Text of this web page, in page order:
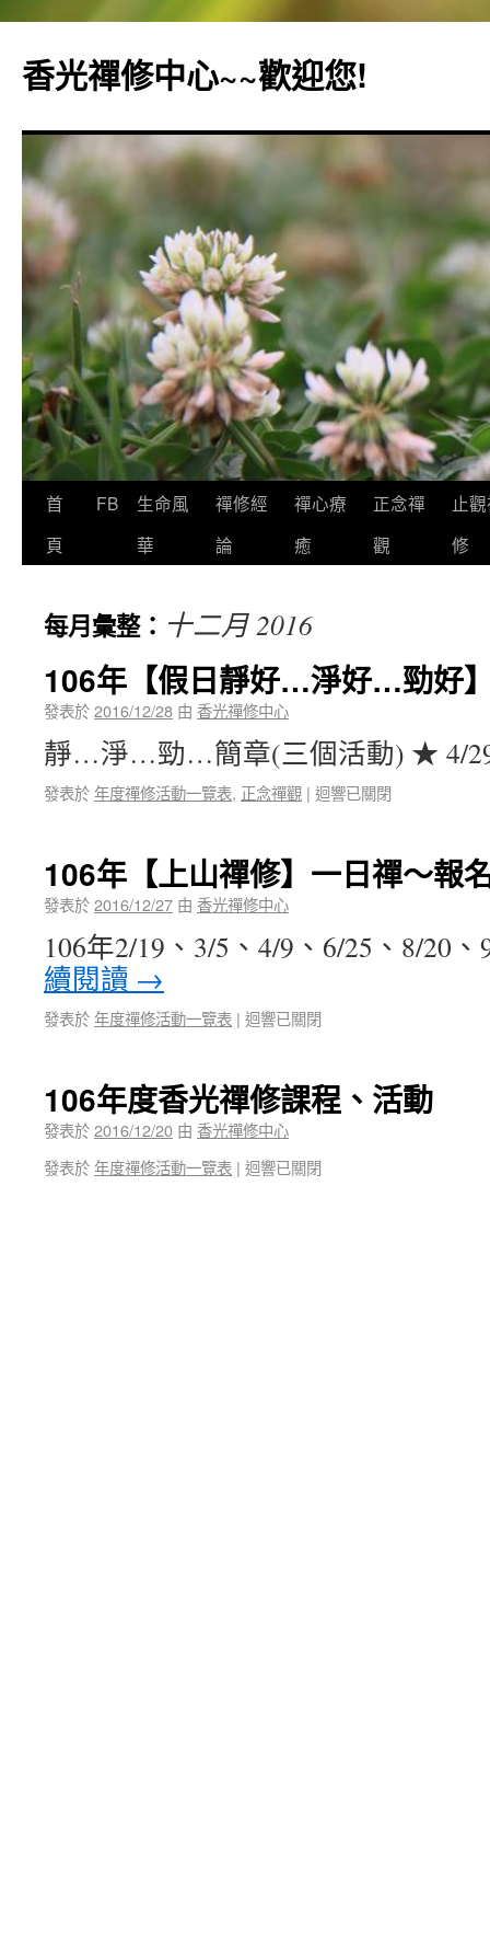
香光禪修中心~~歡迎您!
首
頁
FB
生命風
華
禪修經
論
禪心療
癒
正念禪
觀
止
修
每月彙整： 十二月 2016
106年【假日靜好…淨好…勁好
發表於2016/12/28 由 香光禪修中心
靜…淨…勁…簡章(三個活動) ★ 4/
發表於年度禪修活動一覽表, 正念禪觀 | 迴響已關閉
106年【上山禪修】一日禪～報
發表於2016/12/27 由 香光禪修中心
106年2/19、3/5、4/9、6/25、8/20
續閱讀 →
發表於年度禪修活動一覽表 | 迴響已關閉
106年度香光禪修課程、活動
發表於2016/12/20 由 香光禪修中心
發表於年度禪修活動一覽表 | 迴響已關閉